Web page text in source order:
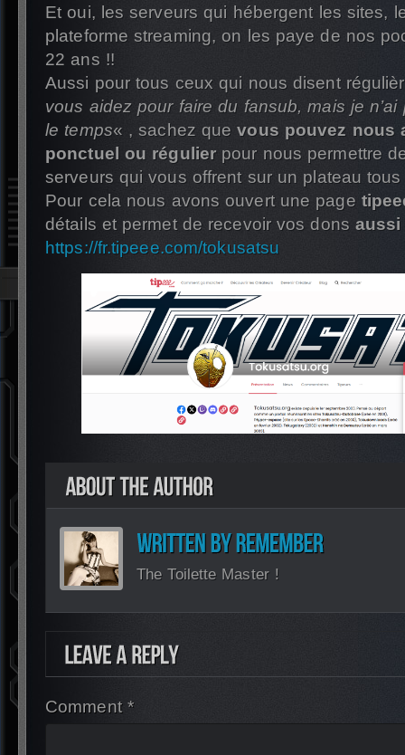
Et oui, les serveurs qui hébergent les sites,
plateforme streaming, on les paye de nos
22 ans !!
Aussi pour tous ceux qui nous disent
vous aidez pour faire du fansub, mais je
le temps« , sachez quevous pouvez nous
ponctuel ou régulierpour nous permettre
serveurs qui vous offrent sur un plateau
Pour cela nous avons ouvert une page
détails et permet de recevoir vos dons aussi
https://fr.tipeee.com/tokusatsu
The Toilette Master !
Comment *